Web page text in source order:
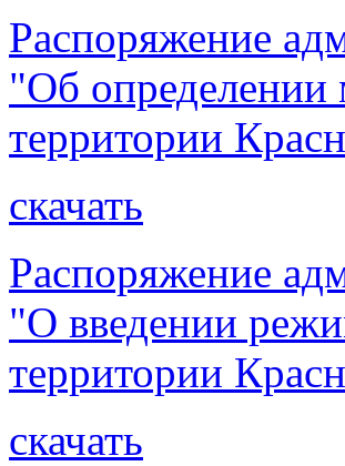
Распоряжение
"Об определении
территории
скачать
Распоряжение
"О введении
территории
скачать